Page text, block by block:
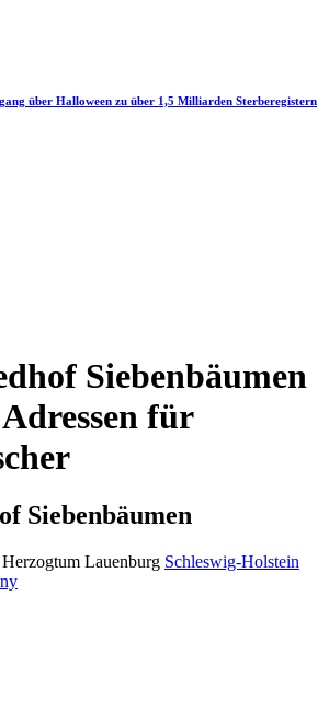
über Halloween zu über 1,5 Milliarden Sterberegistern
Siebenbäumen
für
Siebenbäumen
Herzogtum Lauenburg Schleswig-Holstein